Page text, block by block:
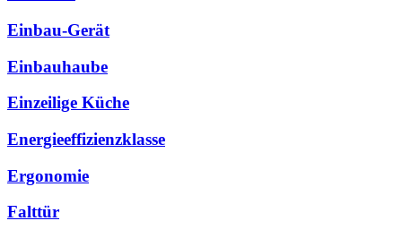
Einbau-Gerät
Einbauhaube
Einzeilige Küche
Energieeffizienzklasse
Ergonomie
Falttür